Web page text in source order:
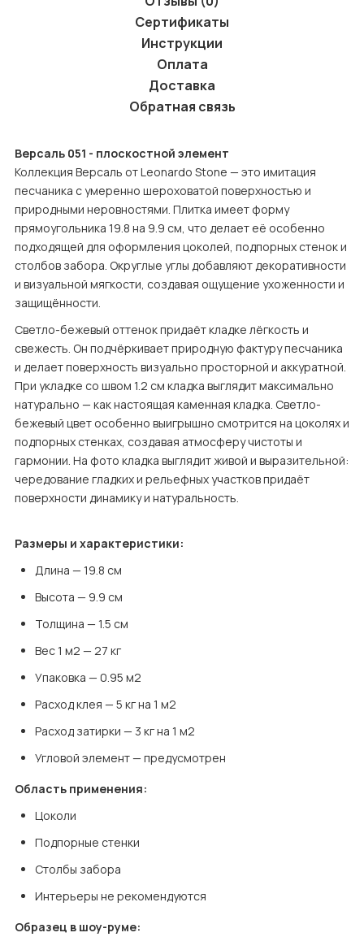
Сертификаты
Инструкции
Оплата
Доставка
Обратная связь
Версаль 051 - плоскостной элемент
Коллекция Версаль от Leonardo Stone — это имитация
песчаника с умеренно шероховатой поверхностью и
природными неровностями. Плитка имеет форму
прямоугольника 19.8 на 9.9 см, что делает её особенно
подходящей для оформления цоколей, подпорных стенок и
столбов забора. Округлые углы добавляют декоративности
и визуальной мягкости, создавая ощущение ухоженности и
защищённости.
Светло-бежевый оттенок придаёт кладке лёгкость и
свежесть. Он подчёркивает природную фактуру песчаника
и делает поверхность визуально просторной и аккуратной.
При укладке со швом 1.2 см кладка выглядит максимально
натурально — как настоящая каменная кладка. Светло-
бежевый цвет особенно выигрышно смотрится на цоколях и
подпорных стенках, создавая атмосферу чистоты и
гармонии. На фото кладка выглядит живой и выразительной:
чередование гладких и рельефных участков придаёт
поверхности динамику и натуральность.
Размеры и характеристики:
Длина — 19.8 см
Высота — 9.9 см
Толщина — 1.5 см
Вес 1 м2 — 27 кг
Упаковка — 0.95 м2
Расход клея — 5 кг на 1 м2
Расход затирки — 3 кг на 1 м2
Угловой элемент — предусмотрен
Область применения:
Цоколи
Подпорные стенки
Столбы забора
Интерьеры не рекомендуются
Образец в шоу-руме: